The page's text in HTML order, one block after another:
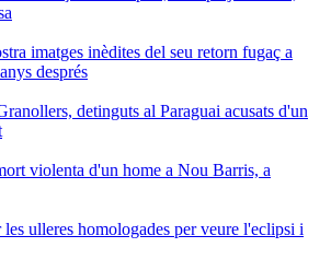
imatges inèdites del seu retorn fugaç a
després
detinguts al Paraguai acusats d'un
violenta d'un home a Nou Barris, a
les ulleres homologades per veure l'eclipsi i